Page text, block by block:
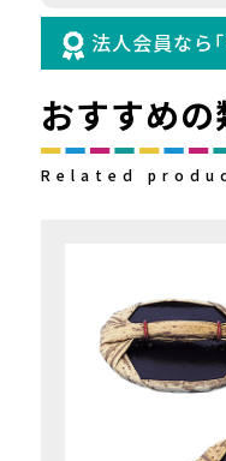
法人会員なら
おすすめ
Related